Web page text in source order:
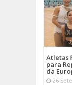
Atletas
para
da
26